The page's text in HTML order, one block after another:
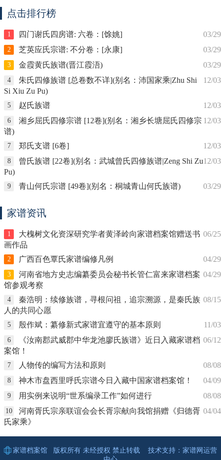
点击排行榜
03/29
1
四门谢氏四房谱: 六卷：[馀姚]
03/29
2
芝英应氏宗谱: 不分卷：[永康]
03/29
3
金霞黄氏族谱(晋江霞浯)
12/03
4 朱氏四修族谱 [总卷数不详](别名：沛国家乘|Zhu Shi
Si Xiu Zu Pu)
12/03
5
赵氏族谱
12/03
6 湘乡屈氏四修宗谱 [12卷](别名：湘乡长塘屈氏四修宗
谱)
12/03
7
郑氏支谱 [6卷]
12/03
8 曾氏族谱 [22卷](别名：武城曾氏四修族谱|Zeng Shi Zu
Pu)
03/29
9 青山何氏宗谱 [49卷](别名：桐城青山何氏族谱)
家谱资讯
06/25
1 大槐树文化资深研究学者黄泽岭向家谱档案馆赠送书
画作品
04/29
2
广西百色覃氏家谱编修凡例
04/29
3 河南省地方史志编纂委员会秘书长管仁富来家谱档案
馆参观考察
08/15
4 秦浩明：续修族谱，寻根问祖，追宗溯源，是秦氏族
人的共同心愿
11/03
5
殷作斌：纂修新式家谱宜遵守的基本原则
06/12
6 《汝南郡武威郡中华龙池廖氏族谱》近日入藏家谱档
案馆！
08/08
7
人物传的编写方法和原则
04/09
8
神木市盘西里呼氏宗谱今日入藏中国家谱档案馆！
08/08
9
用实例来说明“世系编录工作”如何进行
04/04
10 河南胥氏宗亲联谊会会长胥宗献向我馆捐赠《归德胥
氏家乘》
家谱档案馆 版权所有 未经授权 禁止转载 技术支持： 家谱网运营